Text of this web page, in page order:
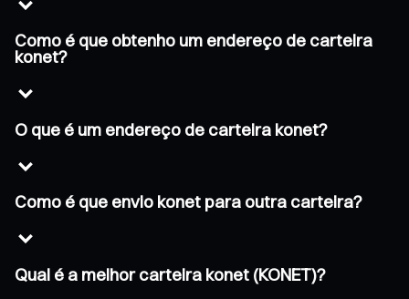
Como é que obtenho um endereço de carteira
konet?
O que é um endereço de carteira konet?
Como é que envio konet para outra carteira?
Qual é a melhor carteira konet (KONET)?